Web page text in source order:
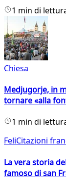
1 min di
Chiesa
Medjugorje, in
tornare «alla
1 min di
FeliCitazioni
La vera storia
famoso di san